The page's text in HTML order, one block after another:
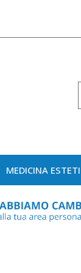
MEDICINA